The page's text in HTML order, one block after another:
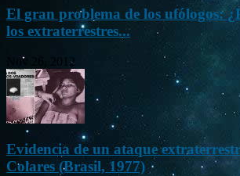
El gran problema de los ufólogos:
los extraterrestres...
Nov 26, 2012
Evidencia de un ataque
Colares (Brasil, 1977)